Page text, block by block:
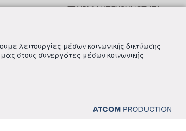
ΕΤΑΙΡΙΚΗ ΥΠΕΥΘΥΝΟΤΗΤΑ
λειτουργίες μέσων κοινωνικής δικτύωσης
στους συνεργάτες μέσων κοινωνικής